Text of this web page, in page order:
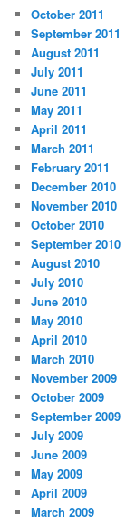
October 2011
September 2011
August 2011
July 2011
June 2011
May 2011
April 2011
March 2011
February 2011
December 2010
November 2010
October 2010
September 2010
August 2010
July 2010
June 2010
May 2010
April 2010
March 2010
November 2009
October 2009
September 2009
July 2009
June 2009
May 2009
April 2009
March 2009